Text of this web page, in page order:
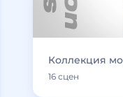
Коллекция
16 сцен